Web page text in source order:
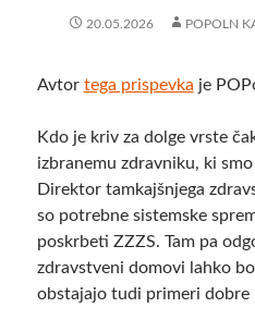
20.05.2026 POPOLN
Avtor tega prispevka je
Kdo je kriv za dolge vrste
izbranemu zdravniku, ki
Direktor tamkajšnjega
so potrebne sistemske
poskrbeti ZZZS. Tam pa
zdravstveni domovi lahko
obstajajo tudi primeri dobre